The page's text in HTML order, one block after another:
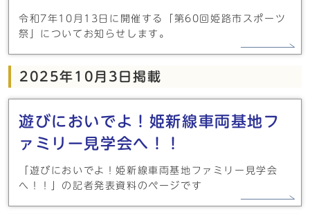
令和7年10月13日に開催する「第60回姫路市スポーツ
祭」についてお知らせします。
2025年10月3日掲載
遊びにおいでよ！姫新線車両基地フ
ァミリー見学会へ！！
「遊びにおいでよ！姫新線車両基地ファミリー見学会
へ！！」の記者発表資料のページです